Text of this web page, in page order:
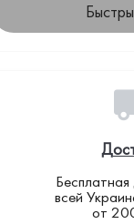
всей
от